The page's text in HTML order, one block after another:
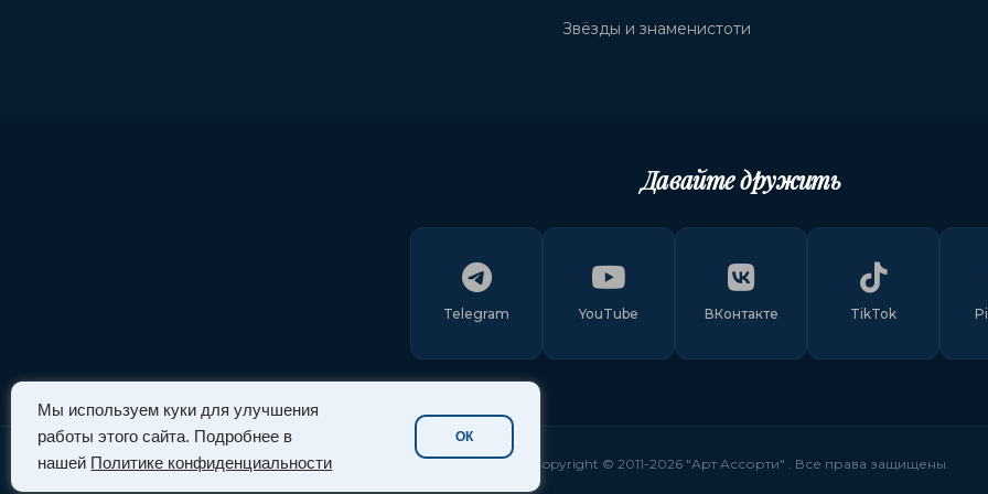
Мы используем куки для улучшения
работы этого сайта. Подробнее в
нашей Политике конфиденциальности
ОК
Звёзды и знаменистоти
Давайте дружить
Telegram YouTube ВКонтакте TikTok
Copyright © 2011-2026 "Арт Ассорти" . Все права защищены.